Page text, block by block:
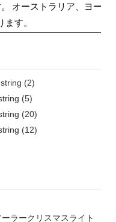
オーストラリア、ヨーロ
ます。